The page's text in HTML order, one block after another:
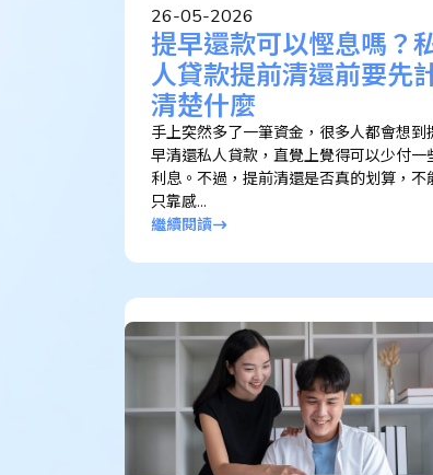
26-05-2026
提早還款可以慳息嗎？
人貸款提前清還前要先
清楚什麼
手上突然多了一筆資金，很多人都會想到
早清還私人貸款，直覺上覺得可以少付一
利息。不過，提前清還是否真的划算，不
只靠感...
繼續閱讀